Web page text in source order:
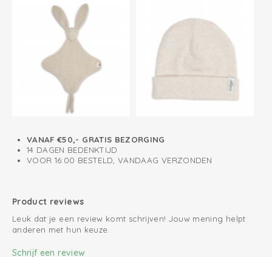
VANAF €50,- GRATIS BEZORGING
14 DAGEN BEDENKTIJD
VOOR 16:00 BESTELD, VANDAAG VERZONDEN
Product reviews
Leuk dat je een review komt schrijven! Jouw mening helpt
anderen met hun keuze.
Schrijf een review